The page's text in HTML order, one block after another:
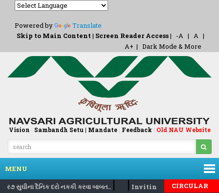
Powered by
Translate
Skip to Main Content | Screen Reader Access| -A | A |
A+ | Dark Mode & More
Vision | Sambandh Setu | Mandate| Feedback | Old NAU Website
MENU
સુઘીના દૈનિક દરો નકકી કરવા બાબત..| | Inviting nomination for 5
CIRCULAR